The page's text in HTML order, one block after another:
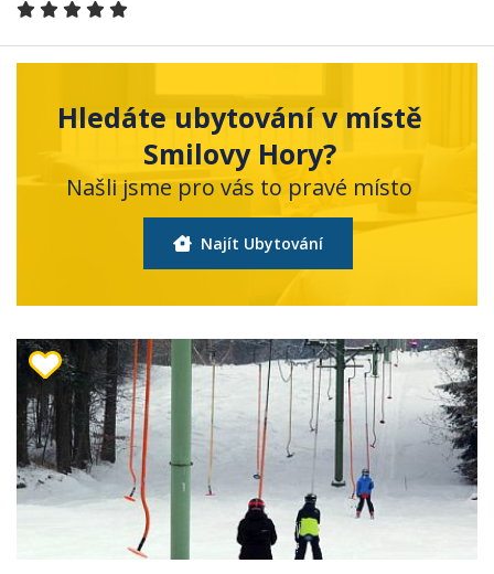
Hledáte ubytování v místě
Smilovy Hory?
Našli jsme pro vás to pravé místo
Najít Ubytování